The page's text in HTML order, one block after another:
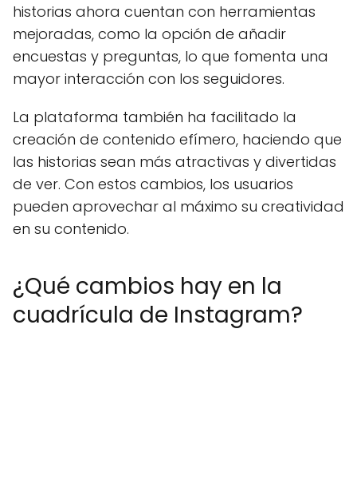
historias ahora cuentan con herramientas
mejoradas, como la opción de añadir
encuestas y preguntas, lo que fomenta una
mayor interacción con los seguidores.
La plataforma también ha facilitado la
creación de contenido efímero, haciendo que
las historias sean más atractivas y divertidas
de ver. Con estos cambios, los usuarios
pueden aprovechar al máximo su creatividad
en su contenido.
¿Qué cambios hay en la
cuadrícula de Instagram?